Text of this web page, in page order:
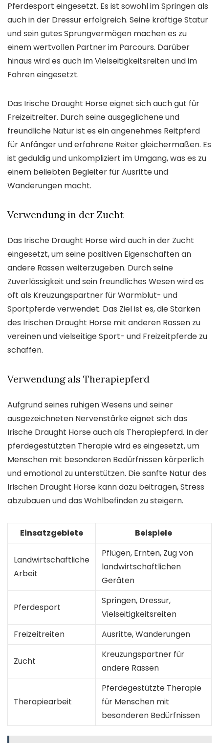
Pferdesport eingesetzt. Es ist sowohl im Springen als
auch in der Dressur erfolgreich. Seine kräftige Statur
und sein gutes Sprungvermögen machen es zu
einem wertvollen Partner im Parcours. Darüber
hinaus wird es auch im Vielseitigkeitsreiten und im
Fahren eingesetzt.
Das Irische Draught Horse eignet sich auch gut für
Freizeitreiter. Durch seine ausgeglichene und
freundliche Natur ist es ein angenehmes Reitpferd
für Anfänger und erfahrene Reiter gleichermaßen. Es
ist geduldig und unkompliziert im Umgang, was es zu
einem beliebten Begleiter für Ausritte und
Wanderungen macht.
Verwendung in der Zucht
Das Irische Draught Horse wird auch in der Zucht
eingesetzt, um seine positiven Eigenschaften an
andere Rassen weiterzugeben. Durch seine
Zuverlässigkeit und sein freundliches Wesen wird es
oft als Kreuzungspartner für Warmblut- und
Sportpferde verwendet. Das Ziel ist es, die Stärken
des Irischen Draught Horse mit anderen Rassen zu
vereinen und vielseitige Sport- und Freizeitpferde zu
schaffen.
Verwendung als Therapiepferd
Aufgrund seines ruhigen Wesens und seiner
ausgezeichneten Nervenstärke eignet sich das
Irische Draught Horse auch als Therapiepferd. In der
pferdegestützten Therapie wird es eingesetzt, um
Menschen mit besonderen Bedürfnissen körperlich
und emotional zu unterstützen. Die sanfte Natur des
Irischen Draught Horse kann dazu beitragen, Stress
abzubauen und das Wohlbefinden zu steigern.
Einsatzgebiete Beispiele
Landwirtschaftliche
Arbeit
Pflügen, Ernten, Zug von
landwirtschaftlichen
Geräten
Pferdesport
Springen, Dressur,
Vielseitigkeitsreiten
Freizeitreiten
Ausritte, Wanderungen
Zucht
Kreuzungspartner für
andere Rassen
Therapiearbeit
Pferdegestützte Therapie
für Menschen mit
besonderen Bedürfnissen